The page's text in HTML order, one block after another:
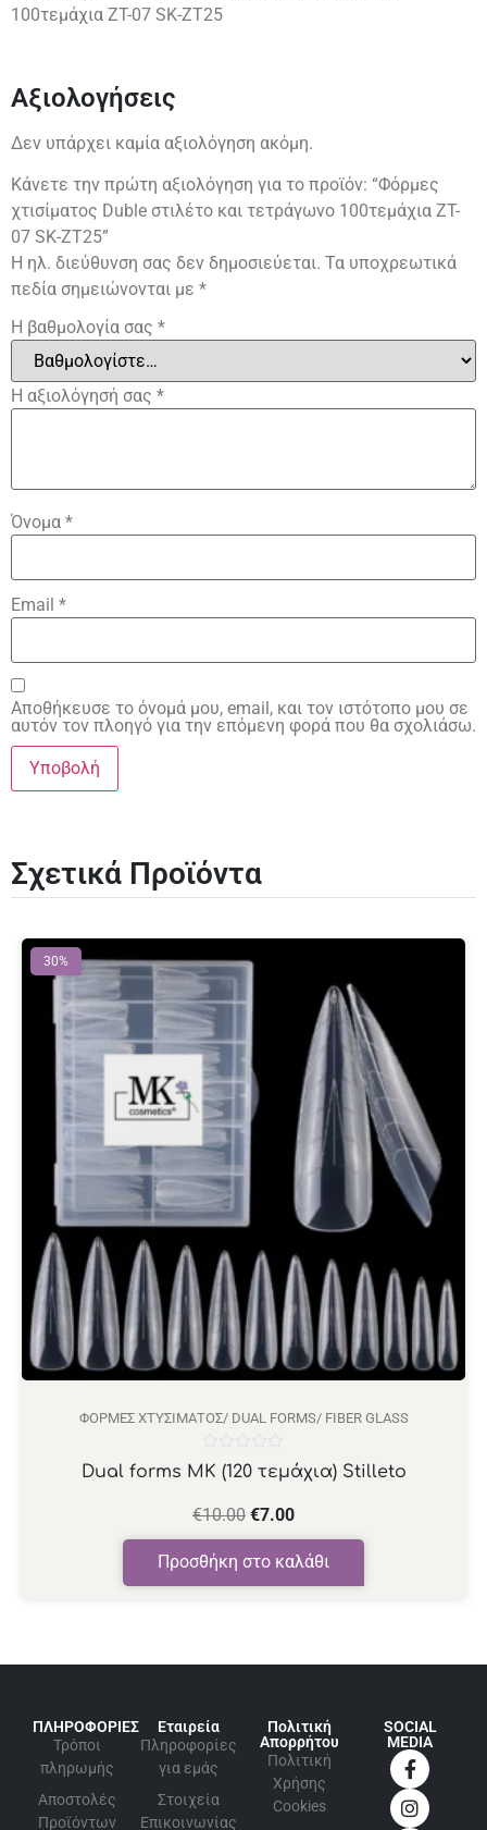
100τεμάχια ZT-07 SK-ZT25
Αξιολογήσεις
Δεν υπάρχει καμία αξιολόγηση ακόμη.
Κάνετε την πρώτη αξιολόγηση για το προϊόν: “Φόρμες
χτισίματος Duble στιλέτο και τετράγωνο 100τεμάχια ZT-
07 SK-ZT25”
Η ηλ. διεύθυνση σας δεν δημοσιεύεται. Τα υποχρεωτικά
πεδία σημειώνονται με *
Η βαθμολογία σας *
Η αξιολόγησή σας *
Όνομα *
Email *
Αποθήκευσε το όνομά μου, email, και τον ιστότοπο μου σε
αυτόν τον πλοηγό για την επόμενη φορά που θα σχολιάσω.
Σχετικά Προϊόντα
30%
ΦΌΡΜΕΣ ΧΤΥΣΊΜΑΤΟΣ/ DUAL FORMS/ FIBER GLASS
Dual forms MK (120 τεμάχια) Stilleto
€10.00 €7.00
Προσθήκη στο καλάθι
Βαθμολογήθηκε
με
από
5
ΠΛΗΡΟΦΟΡΙΕΣ
Τρόποι
πληρωμής
Αποστολές
Προϊόντων
Εταιρεία
Πληροφορίες
για εμάς
Στοιχεία
Επικοινωνίας
Πολιτική
Απορρήτου
Πολιτική
Xρήσης
Cookies
SOCIAL
MEDIA